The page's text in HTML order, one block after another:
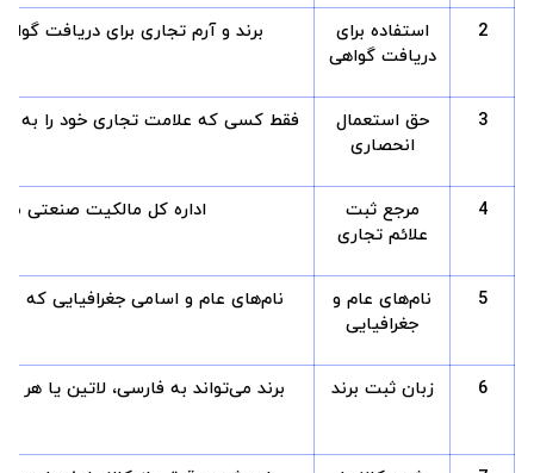
2
استفاده برای
دریافت گواهی
برند و آرم تجاری برای دریافت
3
حق استعمال
انحصاری
فقط کسی که علامت تجاری خود را به
4
مرجع ثبت
علائم تجاری
اداره کل مالکیت صنعتی
5
نام‌های عام و
جغرافیایی
نام‌های عام و اسامی جغرافیایی که
6 زبان ثبت برند برند می‌تواند به فارسی، لاتین یا